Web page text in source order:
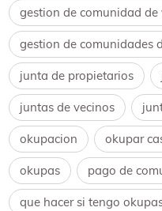
gestion de comunidad de
gestion de comunidades
junta de propietarios
juntas de vecinos
okupacion okupar
okupas pago de
que hacer si tengo